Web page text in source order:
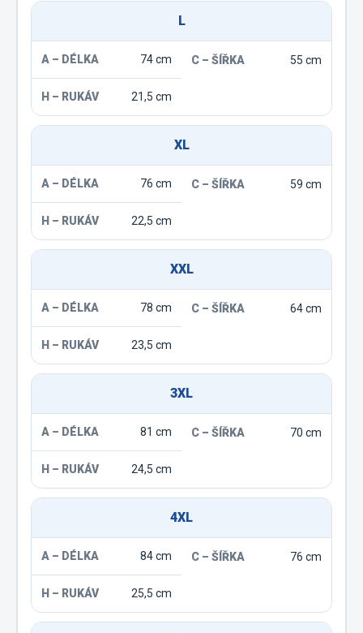
L
74 cm 55 cm
21,5 cm
XL
76 cm 59 cm
22,5 cm
XXL
78 cm 64 cm
23,5 cm
3XL
81 cm 70 cm
24,5 cm
4XL
84 cm 76 cm
25,5 cm